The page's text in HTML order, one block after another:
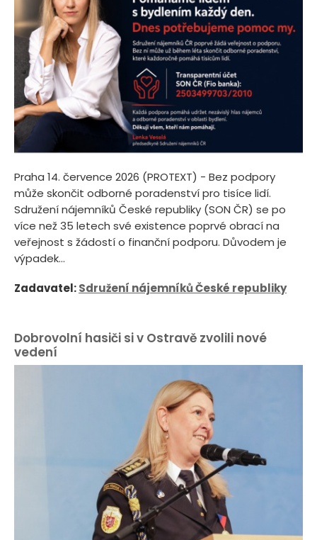
Praha 14. července 2026 (PROTEXT) - Bez podpory
může skončit odborné poradenství pro tisíce lidí.
Sdružení nájemníků České republiky (SON ČR) se po
více než 35 letech své existence poprvé obrací na
veřejnost s žádostí o finanční podporu. Důvodem je
výpadek...
Zadavatel:Sdružení nájemníků České republiky
Dobrovolní hasiči si v Ostravě zvolili nové
vedení